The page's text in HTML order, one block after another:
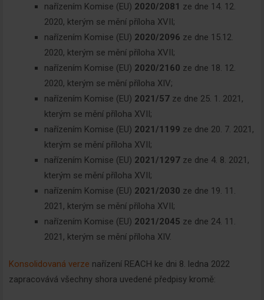
nařízením Komise (EU) 2020/2081 ze dne 14. 12.
2020, kterým se mění příloha XVII;
nařízením Komise (EU) 2020/2096 ze dne 15.12.
2020, kterým se mění příloha XVII;
nařízením Komise (EU) 2020/2160 ze dne 18. 12.
2020, kterým se mění příloha XIV;
nařízením Komise (EU) 2021/57 ze dne 25. 1. 2021,
kterým se mění příloha XVII;
nařízením Komise (EU) 2021/1199 ze dne 20. 7. 2021,
kterým se mění příloha XVII;
nařízením Komise (EU) 2021/1297 ze dne 4. 8. 2021,
kterým se mění příloha XVII;
nařízením Komise (EU) 2021/2030 ze dne 19. 11.
2021, kterým se mění příloha XVII;
nařízením Komise (EU) 2021/2045 ze dne 24. 11.
2021, kterým se mění příloha XIV.
Konsolidovaná verze nařízení REACH ke dni 8. ledna 2022
zapracovává všechny shora uvedené předpisy kromě: